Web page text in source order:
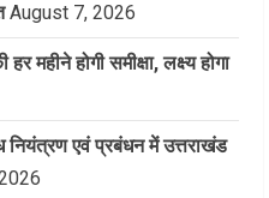
August 7, 2026
महीने होगी समीक्षा, लक्ष्य होगा
नियंत्रण एवं प्रबंधन में उत्तराखंड